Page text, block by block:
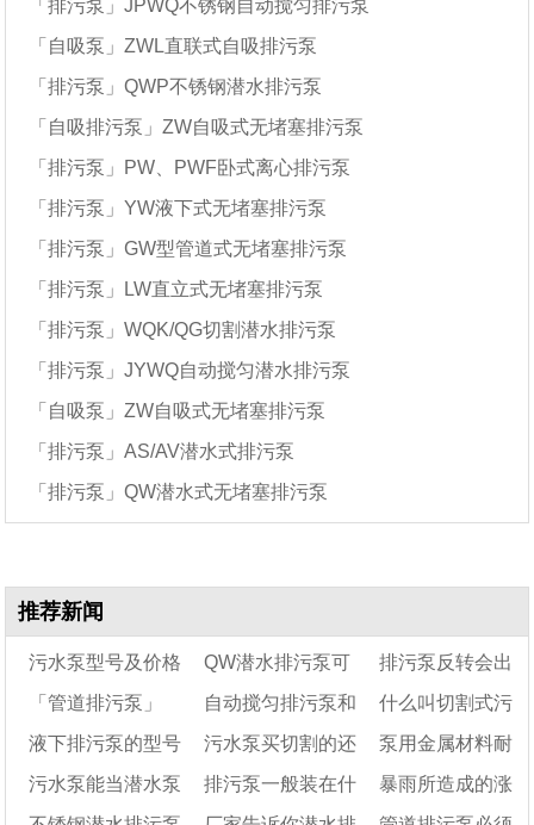
「排污泵」JPWQ不锈钢自动搅匀排污泵
「自吸泵」ZWL直联式自吸排污泵
「排污泵」QWP不锈钢潜水排污泵
「自吸排污泵」ZW自吸式无堵塞排污泵
「排污泵」PW、PWF卧式离心排污泵
「排污泵」YW液下式无堵塞排污泵
「排污泵」GW型管道式无堵塞排污泵
「排污泵」LW直立式无堵塞排污泵
「排污泵」WQK/QG切割潜水排污泵
「排污泵」JYWQ自动搅匀潜水排污泵
「自吸泵」ZW自吸式无堵塞排污泵
「排污泵」AS/AV潜水式排污泵
「排污泵」QW潜水式无堵塞排污泵
推荐新闻
污水泵型号及价格 QW潜水排污泵可
以长时间远距离抽排
污泥浆吗
排污泵反转会出
水吗
「管道排污泵」
LW立式管道排污泵
特点与选型参数表
自动搅匀排污泵和
潜水排污泵的区别
什么叫切割式污
水泵?切割式污水泵
怎么用?
液下排污泵的型号
及字母代表
污水泵买切割的还
是不切割的
泵用金属材料耐
腐蚀表
污水泵能当潜水泵 排污泵一般装在什 暴雨所造成的涨